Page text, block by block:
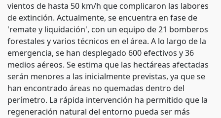
vientos de hasta 50 km/h que complicaron las labores
de extinción. Actualmente, se encuentra en fase de
'remate y liquidación', con un equipo de 21 bomberos
forestales y varios técnicos en el área. A lo largo de la
emergencia, se han desplegado 600 efectivos y 36
medios aéreos. Se estima que las hectáreas afectadas
serán menores a las inicialmente previstas, ya que se
han encontrado áreas no quemadas dentro del
perímetro. La rápida intervención ha permitido que la
regeneración natural del entorno pueda ser más